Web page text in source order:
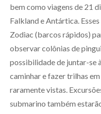
bem como viagens de 21
Falkland e Antártica.
Zodiac (barcos rápidos)
observar colônias de
possibilidade de juntar-se
caminhar e fazer trilhas
raramente vistas.
submarino também